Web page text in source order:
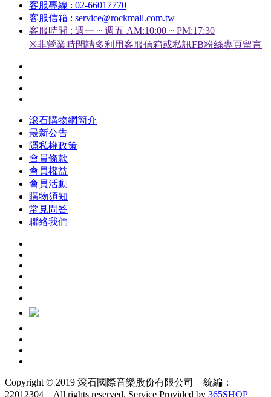
客服專線 : 02-66017770
客服信箱 : service@rockmall.com.tw
客服時間 : 週一 ~ 週五 AM:10:00 ~ PM:17:30
※非營業時間請多利用客服信箱或私訊FB粉絲專頁留言
滾石購物網簡介
最新公告
隱私權政策
會員條款
會員權益
會員活動
購物須知
常見問答
聯絡我們
Copyright © 2019 滾石國際音樂股份有限公司 統編：
22012304 All rights reserved. Service Provided by 365SHOP